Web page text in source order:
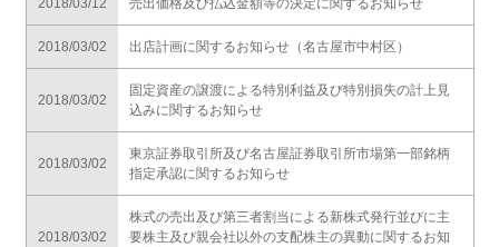
2018/03/02 出店計画に関するお知らせ（名古屋市中村区）
2018/03/02
固定資産の譲渡による特別利益及び特別損失の計上見
込みに関するお知らせ
2018/03/02
東京証券取引所及び名古屋証券取引所市場第一部銘柄
指定承認に関するお知らせ
2018/03/02
株式の売出及び第三者割当による新株式発行並びに主
要株主及び親会社以外の支配株主の異動に関するお知